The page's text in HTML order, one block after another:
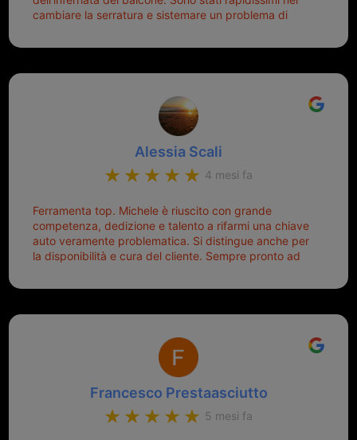
mio pensiero va subito a Michele perché non dover
mette di buon umore, e ti fa cominciare bene la
lo consiglio a chiunque debba duplicare una chiave
cambiare la serratura e sistemare un problema di
onesto evitando spese ben più esose. Competenti,
un punto di riferimento per situazioni di questo tipo
Alessia Scali
4 mesi fa
Ferramenta top. Michele è riuscito con grande
competenza, dedizione e talento a rifarmi una chiave
auto veramente problematica. Si distingue anche per
la disponibilità e cura del cliente. Sempre pronto ad
Francesco Prestaasciutto
5 mesi fa